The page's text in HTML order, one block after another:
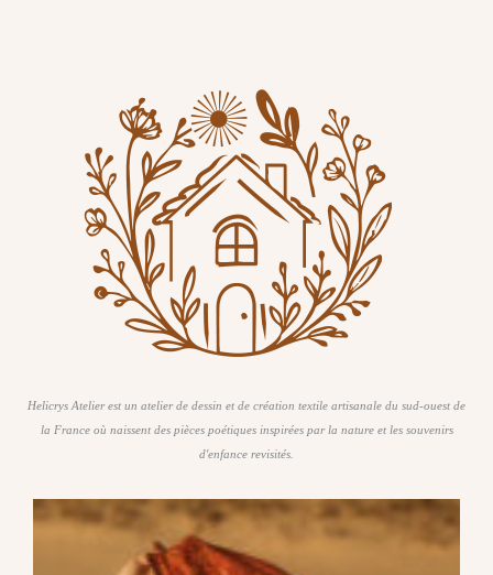
Helicrys Atelier est un atelier de dessin et de création textile artisanale du sud-ouest de
la France où naissent des pièces poétiques inspirées par la nature et les souvenirs
d'enfance revisités.